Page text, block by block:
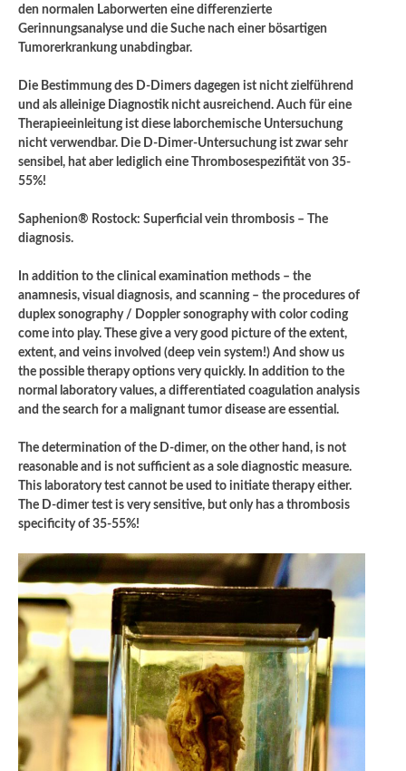
den normalen Laborwerten eine differenzierte
Gerinnungsanalyse und die Suche nach einer bösartigen
Tumorerkrankung unabdingbar.
Die Bestimmung des D-Dimers dagegen ist nicht zielführend
und als alleinige Diagnostik nicht ausreichend. Auch für eine
Therapieeinleitung ist diese laborchemische Untersuchung
nicht verwendbar. Die D-Dimer-Untersuchung ist zwar sehr
sensibel, hat aber lediglich eine Thrombosespezifität von 35-
55%!
Saphenion® Rostock: Superficial vein thrombosis – The
diagnosis.
In addition to the clinical examination methods – the
anamnesis, visual diagnosis, and scanning – the procedures of
duplex sonography / Doppler sonography with color coding
come into play. These give a very good picture of the extent,
extent, and veins involved (deep vein system!) And show us
the possible therapy options very quickly. In addition to the
normal laboratory values, a differentiated coagulation analysis
and the search for a malignant tumor disease are essential.
The determination of the D-dimer, on the other hand, is not
reasonable and is not sufficient as a sole diagnostic measure.
This laboratory test cannot be used to initiate therapy either.
The D-dimer test is very sensitive, but only has a thrombosis
specificity of 35-55%!